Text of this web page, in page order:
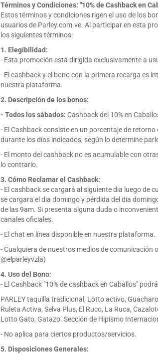
Términos y Condiciones: "10% de Cashback en
Estos términos y condiciones rigen el uso de los
usuarios de Parley.com.ve. Al participar en esta
los siguientes términos:
1. Elegibilidad:
- Esta promoción está dirigida exclusivamente a
- El cashback y el bono con la primera recarga es
nuestra plataforma.
2. Descripción de los bonos:
- Todos los sábados: Cashback del 10% en
- El Cashback consiste en un porcentaje de
durante los días indicados, según lo determine
- El monto del cashback no es acumulable con
lo contrario.
3. Cómo Reclamar el Cashback:
- El cashback se cargará al siguiente dia luego de
se cargara el dia domingo y pérdida del dia
de las 9am. Si presenta alguna duda o
canales oficiales.
- El chat en línea disponible en nuestra plataforma.
- Cualquiera de nuestros medios de
@elparleyvzla)
4. Uso del Bono:
- El Cashback "10% de cashback en Caballos"
PARLEY taquilla tradicional, Lotto activo,
Ruleta Activa, Selva Plus, El Ruco, La Ruca,
Lotto Gato, Gatazo. Sección de Hipismo
- No aplica para ciertos productos/servicios.
5. Disposiciones Generales: